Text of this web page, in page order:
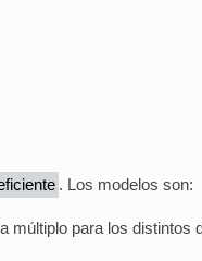
. Los modelos son:
múltiplo para los distintos